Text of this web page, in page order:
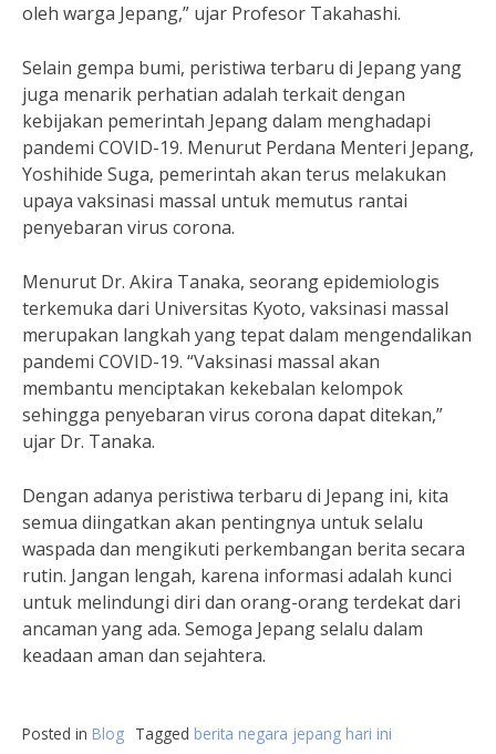
oleh warga Jepang,” ujar Profesor Takahashi.
Selain gempa bumi, peristiwa terbaru di Jepang yang
juga menarik perhatian adalah terkait dengan
kebijakan pemerintah Jepang dalam menghadapi
pandemi COVID-19. Menurut Perdana Menteri Jepang,
Yoshihide Suga, pemerintah akan terus melakukan
upaya vaksinasi massal untuk memutus rantai
penyebaran virus corona.
Menurut Dr. Akira Tanaka, seorang epidemiologis
terkemuka dari Universitas Kyoto, vaksinasi massal
merupakan langkah yang tepat dalam mengendalikan
pandemi COVID-19. “Vaksinasi massal akan
membantu menciptakan kekebalan kelompok
sehingga penyebaran virus corona dapat ditekan,”
ujar Dr. Tanaka.
Dengan adanya peristiwa terbaru di Jepang ini, kita
semua diingatkan akan pentingnya untuk selalu
waspada dan mengikuti perkembangan berita secara
rutin. Jangan lengah, karena informasi adalah kunci
untuk melindungi diri dan orang-orang terdekat dari
ancaman yang ada. Semoga Jepang selalu dalam
keadaan aman dan sejahtera.
Posted in Blog Tagged berita negara jepang hari ini